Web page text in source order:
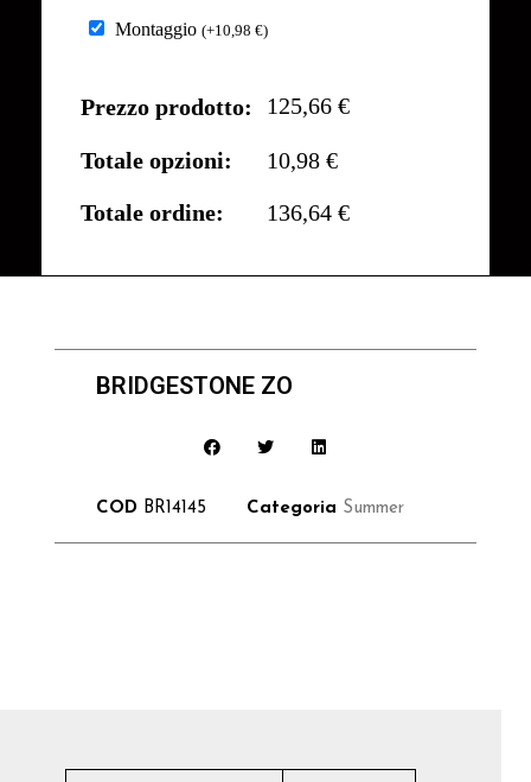
Montaggio (+10,98 €)
Prezzo prodotto: 125,66 €
Totale opzioni:
10,98 €
Totale ordine:
136,64 €
BRIDGESTONE ZO
COD BR14145 Categoria Summer